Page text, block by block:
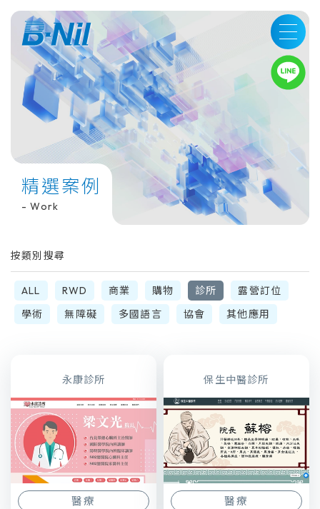
LINE
精選案例
- Work
按類別搜尋
ALL RWD 商業 購物 診所
露營訂位
學術
無障礙 多國語言 協會 其他應用
永康診所
醫療
保生中醫診所
醫療